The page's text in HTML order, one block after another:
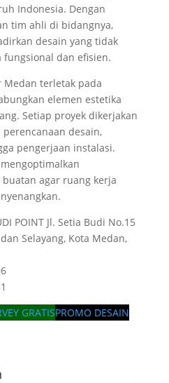
Indonesia. Dengan
tim ahli di bidangnya,
desain yang tidak
dan efisien.
Medan terletak pada
elemen estetika
Setiap proyek dikerjakan
desain,
pengerjaan instalasi.
agar ruang kerja
POINT Jl. Setia Budi No.15
Selayang, Kota Medan,
GRATISPROMO DESAIN